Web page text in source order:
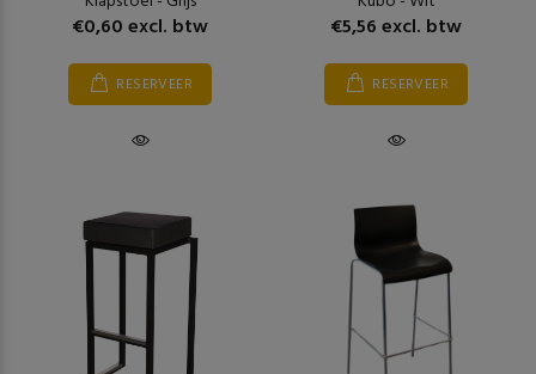
€0,60 excl. btw
RESERVEER
€5,56 excl. btw
RESERVEER